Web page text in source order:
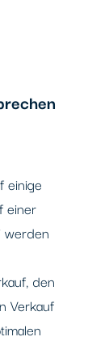
einige
einer
werden
den
Verkauf